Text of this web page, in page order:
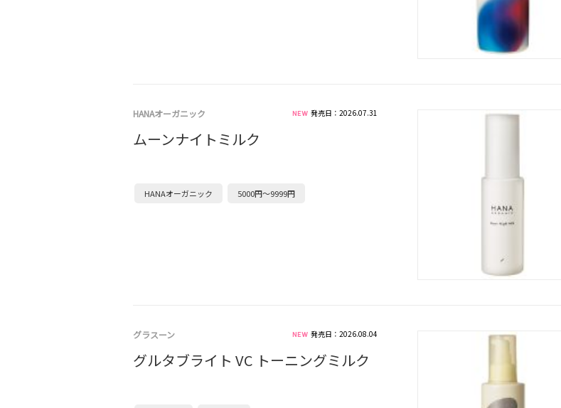
HANAオーガニック 発売日：2026.07.31
ムーンナイトミルク
HANAオーガニック 5000円～9999円
グラスーン 発売日：2026.08.04
グルタブライト VC トーニングミルク